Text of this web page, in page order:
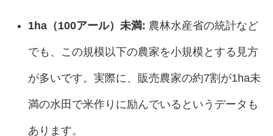
1ha（100アール）未満: 農林水産省の統計など
でも、この規模以下の農家を小規模とする見方
が多いです。実際に、販売農家の約7割が1ha未
満の水田で米作りに励んでいるというデータも
あります。